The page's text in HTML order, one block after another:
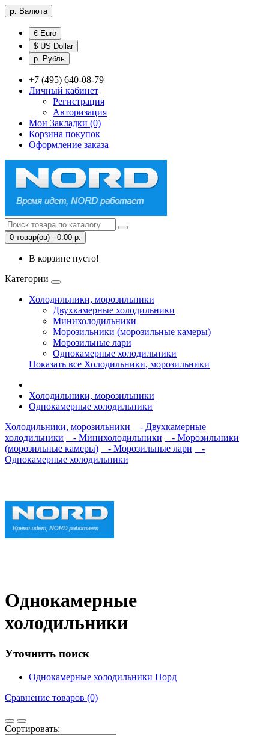
р. Валюта
€ Euro
$ US Dollar
р. Рубль
+7 (495) 640-08-79
Личный кабинет
Регистрация
Авторизация
Мои Закладки (0)
Корзина покупок
Оформление заказа
0 товар(ов) - 0.00 р.
В корзине пусто!
Категории
Холодильники, морозильники
Двухкамерные холодильники
Минихолодильники
Морозильники (морозильные камеры)
Морозильные лари
Однокамерные холодильники
Показать все Холодильники, морозильники
Холодильники, морозильники
Однокамерные холодильники
Холодильники, морозильники
- Двухкамерные
холодильники
- Минихолодильники
- Морозильники
(морозильные камеры)
- Морозильные лари
-
Однокамерные холодильники
Однокамерные
холодильники
Уточнить поиск
Однокамерные холодильники Норд
Сравнение товаров (0)
Сортировать: